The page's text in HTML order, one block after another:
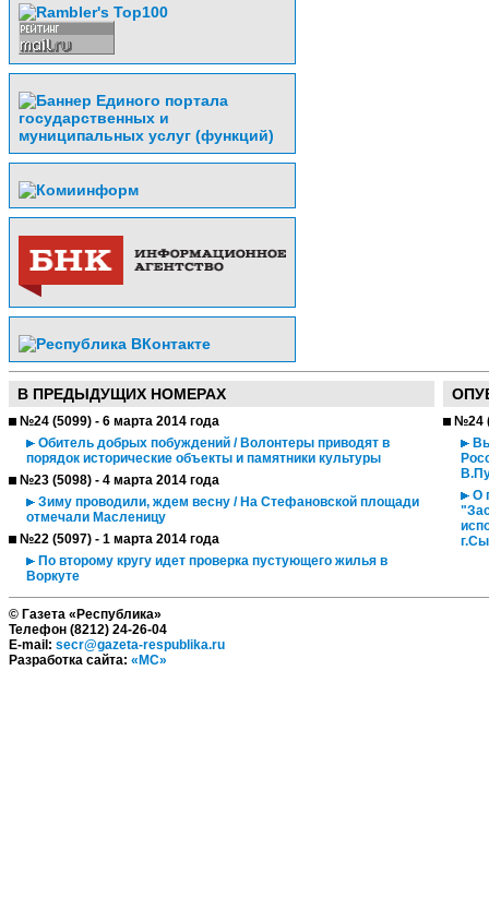
В ПРЕДЫДУЩИХ НОМЕРАХ
№24 (5099) - 6 марта 2014 года
Обитель добрых побуждений / Волонтеры приводят в
порядок исторические объекты и памятники культуры
№23 (5098) - 4 марта 2014 года
Зиму проводили, ждем весну / На Стефановской площади
отмечали Масленицу
№22 (5097) - 1 марта 2014 года
По второму кругу идет проверка пустующего жилья в
Воркуте
№24
О
© Газета «Республика»
Телефон (8212) 24-26-04
E-mail: secr@gazeta-respublika.ru
Разработка сайта: «МС»